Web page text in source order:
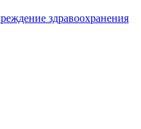
здравоохранения